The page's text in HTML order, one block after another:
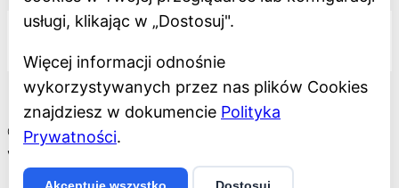
©2026 Muzeum Miasta Łodzi
Wykonanie:
usługi, klikając w „Dostosuj".
Więcej informacji odnośnie
wykorzystywanych przez nas plików Cookies
znajdziesz w dokumencie Polityka
Prywatności.